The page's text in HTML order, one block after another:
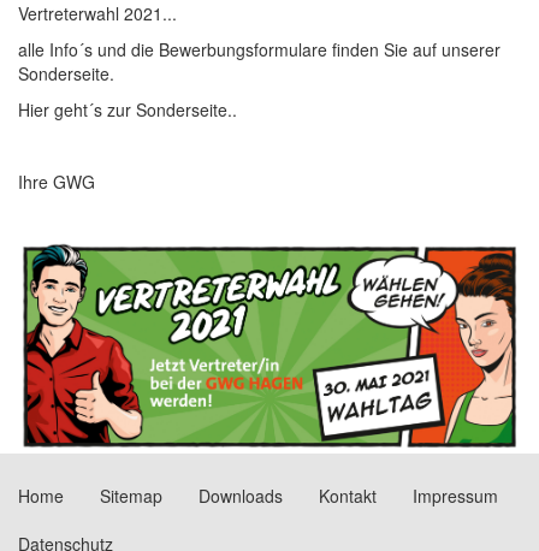
Vertreterwahl 2021...
alle Info´s und die Bewerbungsformulare finden Sie auf unserer
Sonderseite.
Hier geht´s zur Sonderseite..
Ihre GWG
Home Sitemap Downloads Kontakt
Impressum
Datenschutz